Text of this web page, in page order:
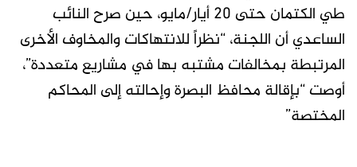
طي الكتمان حتى 20 أيار/مايو، حين صرح النائب
الساعدي أن اللجنة، “نظراً للانتهاكات والمخاوف الأخرى
المرتبطة بمخالفات مشتبه بها في مشاريع متعددة”،
أوصت “بإقالة محافظ البصرة وإحالته إلى المحاكم
المختصة”